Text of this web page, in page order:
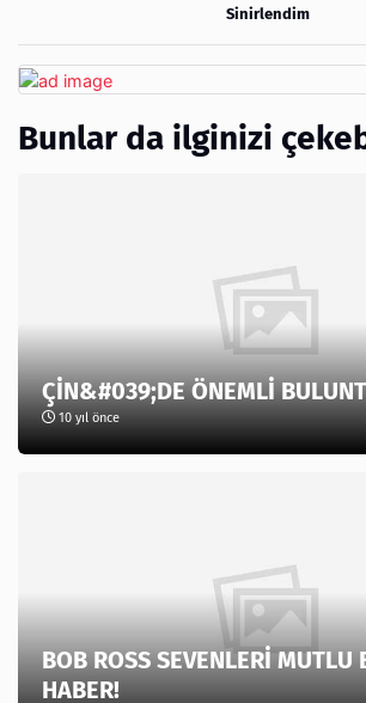
Sinirlendim
Bunlar da ilginizi
ÇİN&#039;DE ÖNEMLİ
10 yıl önce
BOB ROSS SEVENLERİ MUTLU
HABER!